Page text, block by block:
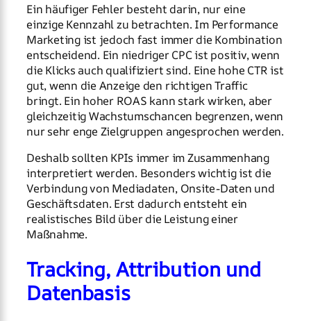
Ein häufiger Fehler besteht darin, nur eine
einzige Kennzahl zu betrachten. Im Performance
Marketing ist jedoch fast immer die Kombination
entscheidend. Ein niedriger CPC ist positiv, wenn
die Klicks auch qualifiziert sind. Eine hohe CTR ist
gut, wenn die Anzeige den richtigen Traffic
bringt. Ein hoher ROAS kann stark wirken, aber
gleichzeitig Wachstumschancen begrenzen, wenn
nur sehr enge Zielgruppen angesprochen werden.
Deshalb sollten KPIs immer im Zusammenhang
interpretiert werden. Besonders wichtig ist die
Verbindung von Mediadaten, Onsite-Daten und
Geschäftsdaten. Erst dadurch entsteht ein
realistisches Bild über die Leistung einer
Maßnahme.
Tracking, Attribution und
Datenbasis